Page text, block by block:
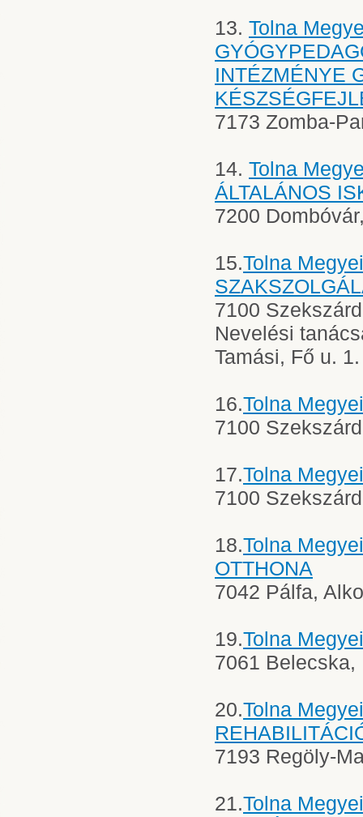
13. Tolna
INTÉZMÉNYE
7173 Zomba-
14. Tolna
ÁLTALÁNOS
7200
15.Tolna
7100
Nevelési
Tamási, Fő u. 1.
16.Tolna
7100
17.Tolna
7100
18.Tolna
OTTHONA
7042 Pálfa,
19.Tolna
7061 Belecska,
20.Tolna
7193 Regöly-
21.Tolna